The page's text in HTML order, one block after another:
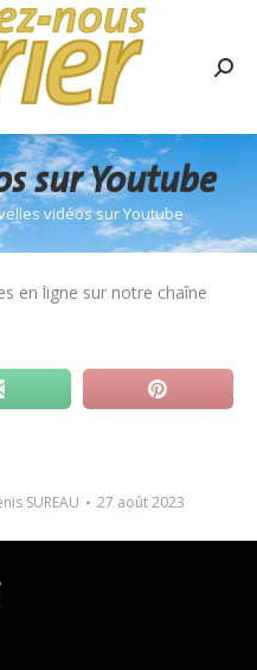
sur Youtube
vidéos sur Youtube
en ligne sur notre chaîne
SUREAU 27 août 2023